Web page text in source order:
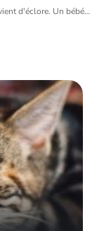
d'éclore. Un bébé…